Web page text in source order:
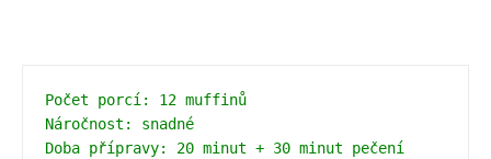
Počet porcí: 12 muffinů
Náročnost: snadné
Doba přípravy: 20 minut + 30 minut pečení